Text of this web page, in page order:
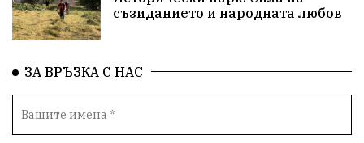
съзиданието и народната любов
ЗА ВРЪЗКА С НАС